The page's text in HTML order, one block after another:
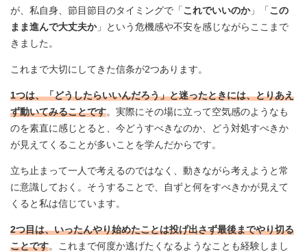
が、私自身、節目節目のタイミングで「これでいいのか」「この
まま進んで大丈夫か」という危機感や不安を感じながらここまで
きました。
これまで大切にしてきた信条が2つあります。
1つは、「どうしたらいいんだろう」と迷ったときには、とりあえ
ず動いてみることです。実際にその場に立って空気感のようなも
のを素直に感じとると、今どうすべきなのか、どう対処すべきか
が見えてくることが多いことを学んだからです。
立ち止まって一人で考えるのではなく、動きながら考えようと常
に意識しておく。そうすることで、自ずと何をすべきかが見えて
くると私は信じています。
2つ目は、いったんやり始めたことは投げ出さず最後までやり切る
ことです。これまで何度か逃げたくなるようなことも経験しまし